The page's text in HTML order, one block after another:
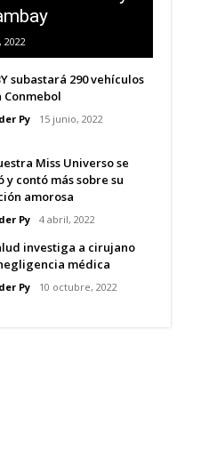
2022
subastará 290 vehículos
Conmebol
Py 15 junio, 2022
Miss Universo se
y contó más sobre su
amorosa
Py 4 abril, 2022
investiga a cirujano
médica
Py 10 octubre, 2022